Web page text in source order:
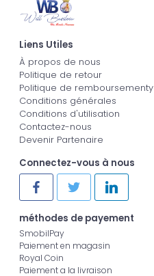
Liens Utiles
À propos de nous
Politique de retour
Politique de remboursementy
Conditions générales
Conditions d'utilisation
Contactez-nous
Devenir Partenaire
Connectez-vous à nous
méthodes de payement
SmobilPay
Paiement en magasin
Royal Coin
Paiement a la livraison